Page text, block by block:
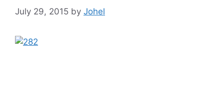
July 29, 2015 by Johel